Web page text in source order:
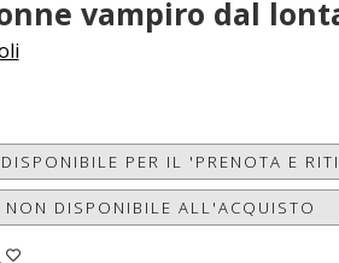
vampiro dal
PER IL 'PRENOTA E
NON DISPONIBILE ALL'ACQUISTO